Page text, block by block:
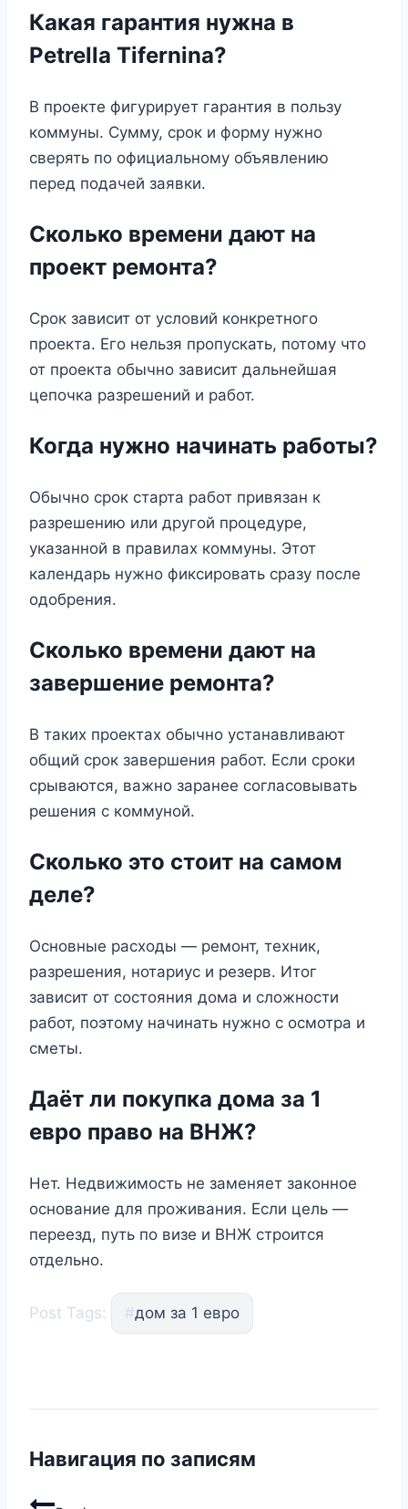
Какая гарантия нужна в
Petrella Tifernina?
В проекте фигурирует гарантия в пользу
коммуны. Сумму, срок и форму нужно
сверять по официальному объявлению
перед подачей заявки.
Сколько времени дают на
проект ремонта?
Срок зависит от условий конкретного
проекта. Его нельзя пропускать, потому что
от проекта обычно зависит дальнейшая
цепочка разрешений и работ.
Когда нужно начинать работы?
Обычно срок старта работ привязан к
разрешению или другой процедуре,
указанной в правилах коммуны. Этот
календарь нужно фиксировать сразу после
одобрения.
Сколько времени дают на
завершение ремонта?
В таких проектах обычно устанавливают
общий срок завершения работ. Если сроки
срываются, важно заранее согласовывать
решения с коммуной.
Сколько это стоит на самом
деле?
Основные расходы — ремонт, техник,
разрешения, нотариус и резерв. Итог
зависит от состояния дома и сложности
работ, поэтому начинать нужно с осмотра и
сметы.
Даёт ли покупка дома за 1
евро право на ВНЖ?
Нет. Недвижимость не заменяет законное
основание для проживания. Если цель —
переезд, путь по визе и ВНЖ строится
отдельно.
Post Tags: #дом за 1 евро
Навигация по записям